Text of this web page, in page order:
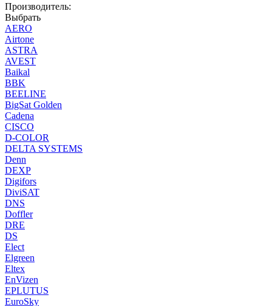
Производитель:
Выбрать
AERO
Airtone
ASTRA
AVEST
Baikal
BBK
BEELINE
BigSat Golden
Cadena
CISCO
D-COLOR
DELTA SYSTEMS
Denn
DEXP
Digifors
DiviSAT
DNS
Doffler
DRE
DS
Elect
Elgreen
Eltex
EnVizen
EPLUTUS
EuroSky